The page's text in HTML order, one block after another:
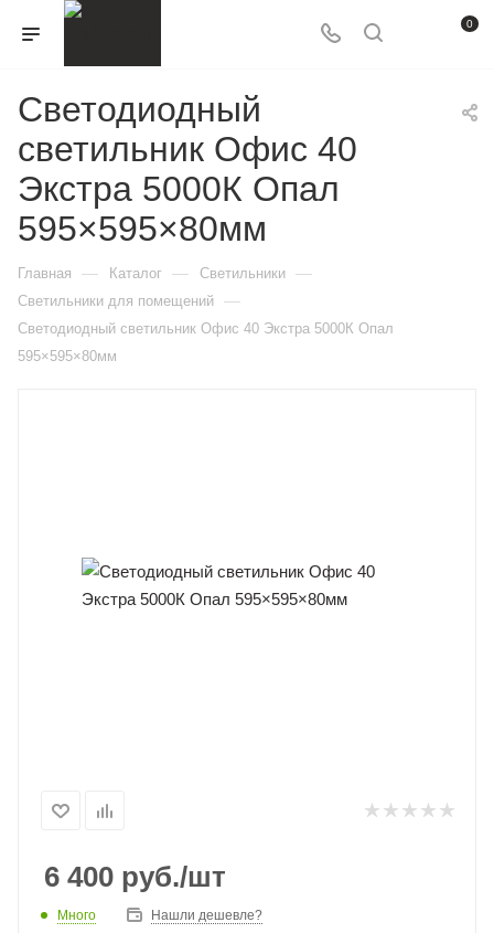
0
Светодиодный
светильник Офис 40
Экстра 5000К Опал
595×595×80мм
Главная — Каталог — Светильники —
Светильники для помещений —
Светодиодный светильник Офис 40 Экстра 5000К Опал
595×595×80мм
6 400 руб./шт
Много Нашли дешевле?